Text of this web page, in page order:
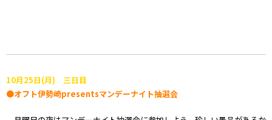
10月25日(月) 三日目
●オフト伊勢崎presentsマンデーナイト抽選会